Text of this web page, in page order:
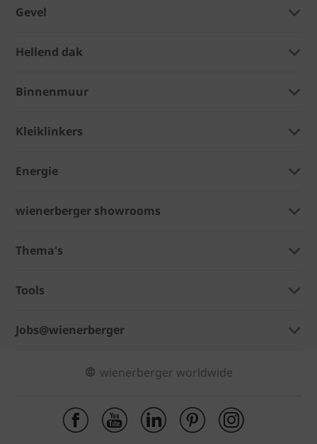
Gevel
Hellend dak
Binnenmuur
Kleiklinkers
Energie
wienerberger showrooms
Thema's
Tools
Jobs@wienerberger
wienerberger worldwide